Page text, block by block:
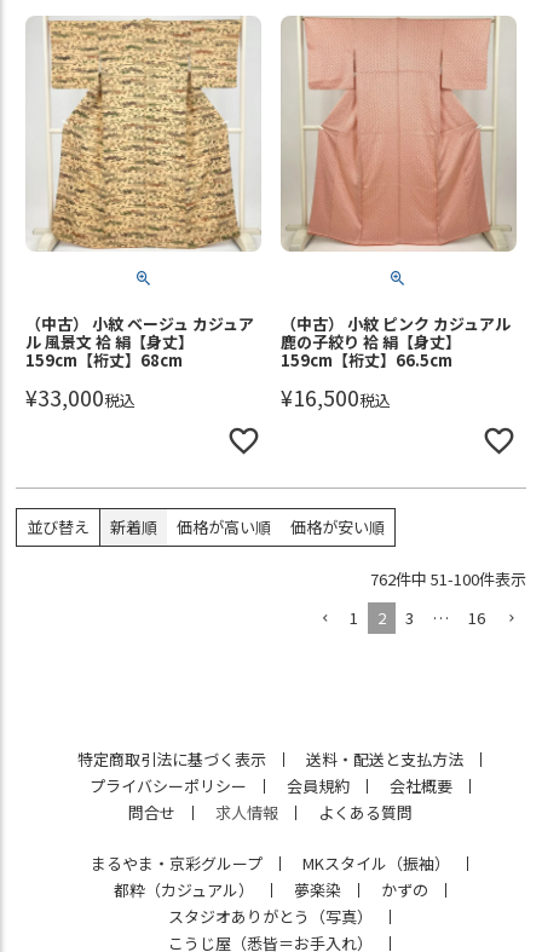
（中古） 小紋 ベージュ カジュア
ル 風景文 袷 絹【身丈】
159cm【裄丈】68cm
¥33,000税込
（中古） 小紋 ピンク カジュアル
鹿の子絞り 袷 絹【身丈】
159cm【裄丈】66.5cm
¥16,500税込
並び替え 新着順 価格が高い順 価格が安い順
762件中 51-100件表示
1
2 3 … 16
特定商取引法に基づく表示
送料・配送と支払方法
プライバシーポリシー
会員規約
会社概要
問合せ
求人情報 よくある質問
まるやま・京彩グループ
MKスタイル（振袖）
都粋（カジュアル）
夢楽染
かずの
スタジオありがとう（写真）
こうじ屋（悉皆＝お手入れ）